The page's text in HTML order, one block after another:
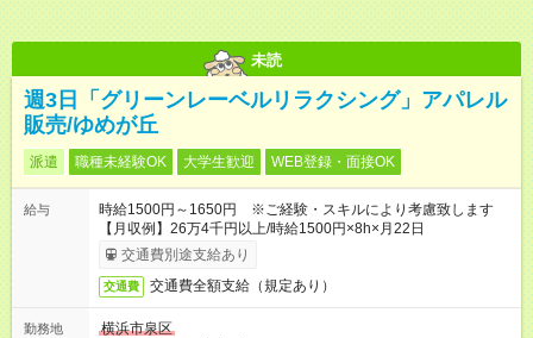
未読
週3日「グリーンレーベルリラクシング」アパレル
販売/ゆめが丘
派遣 職種未経験OK 大学生歓迎 WEB登録・面接OK
給与
時給1500円～1650円 ※ご経験・スキルにより考慮致します
【月収例】26万4千円以上/時給1500円×8h×月22日
交通費別途支給あり
交通費 交通費全額支給（規定あり）
勤務地
横浜市泉区